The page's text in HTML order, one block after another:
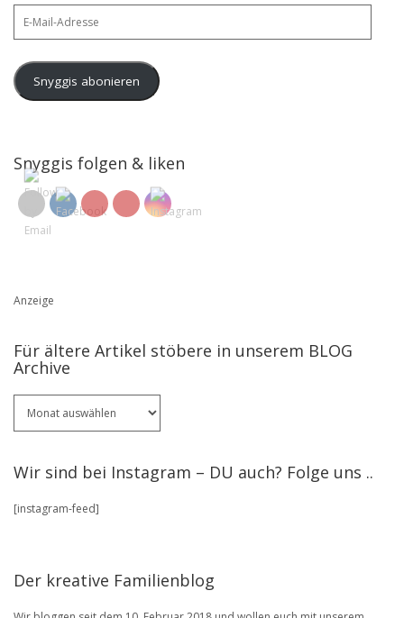
Snyggis abonieren
Snyggis folgen & liken
Anzeige
Für ältere Artikel stöbere in unserem BLOG
Archive
ältere
in
BLOG
Wir sind bei Instagram – DU auch? Folge uns ..
[instagram-feed]
Der kreative Familienblog